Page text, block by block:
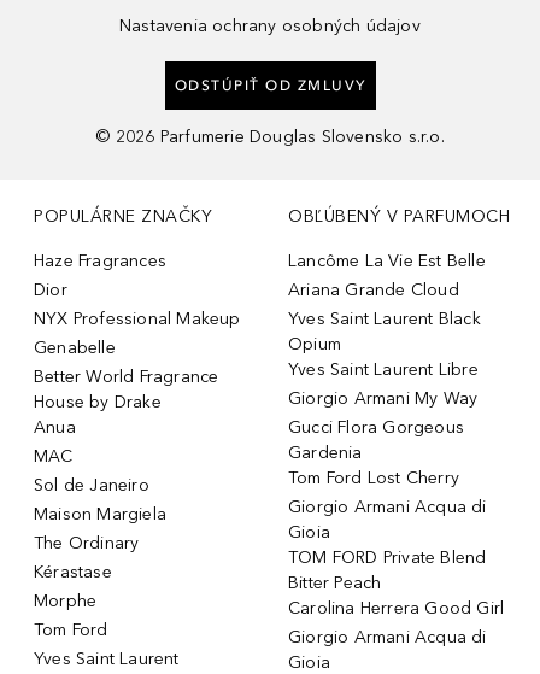
Nastavenia ochrany osobných údajov
ODSTÚPIŤ OD ZMLUVY
© 2026 Parfumerie Douglas Slovensko s.r.o.
POPULÁRNE ZNAČKY
Haze Fragrances
Dior
NYX Professional Makeup
Genabelle
Better World Fragrance
House by Drake
Anua
MAC
Sol de Janeiro
Maison Margiela
The Ordinary
Kérastase
Morphe
Tom Ford
Yves Saint Laurent
OBĽÚBENÝ V PARFUMOCH
Lancôme La Vie Est Belle
Ariana Grande Cloud
Yves Saint Laurent Black
Opium
Yves Saint Laurent Libre
Giorgio Armani My Way
Gucci Flora Gorgeous
Gardenia
Tom Ford Lost Cherry
Giorgio Armani Acqua di
Gioia
TOM FORD Private Blend
Bitter Peach
Carolina Herrera Good Girl
Giorgio Armani Acqua di
Gioia